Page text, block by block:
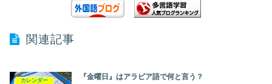
関連記事
カレンダー 『金曜日』はアラビア語で何と言う？